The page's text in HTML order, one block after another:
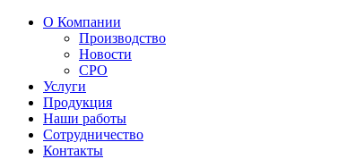
О Компании
Производство
Новости
СРО
Услуги
Продукция
Наши работы
Сотрудничество
Контакты